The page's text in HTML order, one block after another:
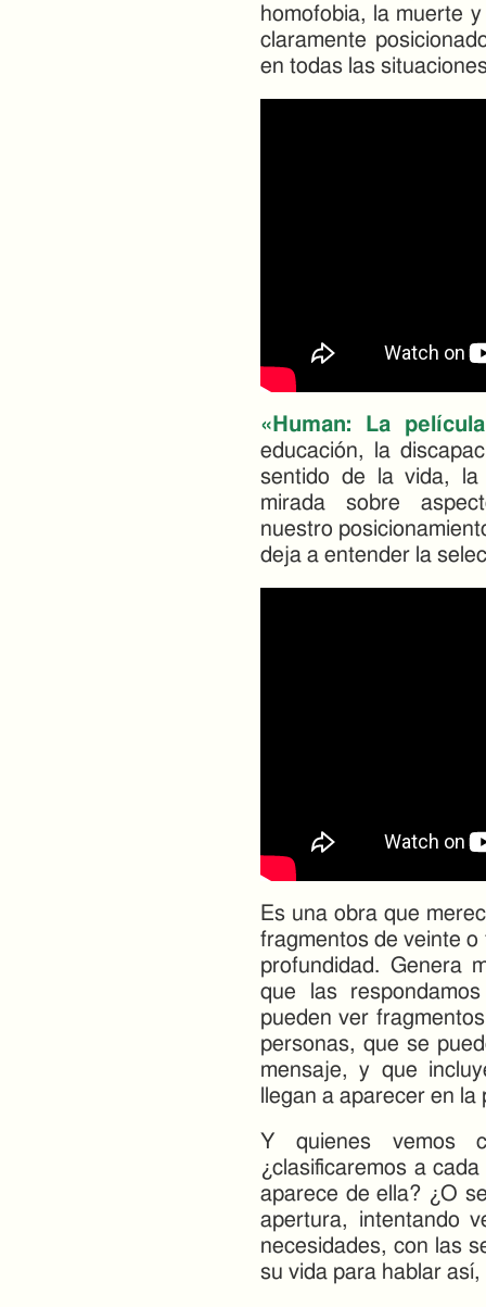
homofobia, la muerte
claramente
en todas las
«Human: La
educación, la
sentido de la vida,
mirada sobre
nuestro
deja a entender la
Es una obra que
fragmentos de veinte
profundidad. Genera
que las
pueden ver
personas, que se
mensaje, y que
llegan a aparecer en la
Y quienes vemos
¿clasificaremos a
aparece de ella? ¿O
apertura, intentando
necesidades, con las
su vida para hablar